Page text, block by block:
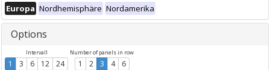
Europa Nordhemisphäre Nordamerika
Options
Intervall
1 3 6 12 24
Number of panels in row
1 2 3 4 6